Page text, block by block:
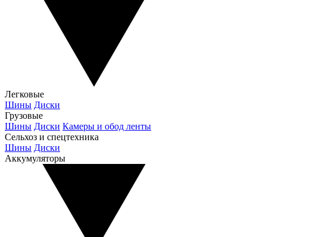
Легковые
Шины Диски
Грузовые
Шины Диски Камеры и обод ленты
Сельхоз и спецтехника
Шины Диски
Аккумуляторы